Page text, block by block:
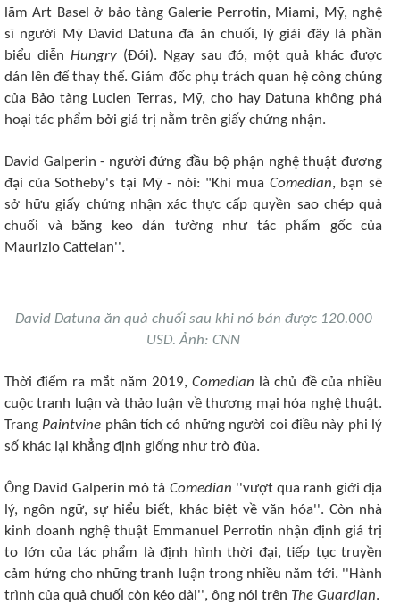
lãm Art Basel ở bảo tàng Galerie Perrotin, Miami, Mỹ, nghệ
sĩ người Mỹ David Datuna đã ăn chuối, lý giải đây là phần
biểu diễn Hungry(Đói). Ngay sau đó, một quả khác được
dán lên để thay thế. Giám đốc phụ trách quan hệ công chúng
của Bảo tàng Lucien Terras, Mỹ, cho hay Datuna không phá
hoại tác phẩm bởi giá trị nằm trên giấy chứng nhận.
David Galperin - người đứng đầu bộ phận nghệ thuật đương
đại của Sotheby's tại Mỹ - nói: "Khi mua Comedian, bạn sẽ
sở hữu giấy chứng nhận xác thực cấp quyền sao chép quả
chuối và băng keo dán tường như tác phẩm gốc của
Maurizio Cattelan''.
David Datuna ăn quả chuối sau khi nó bán được 120.000
USD. Ảnh: CNN
Thời điểm ra mắt năm 2019,Comedian là chủ đề của nhiều
cuộc tranh luận và thảo luận về thương mại hóa nghệ thuật.
Trang Paintvine phân tích có những người coi điều này phi lý
số khác lại khẳng định giống như trò đùa.
Ông David Galperin mô tả Comedian ''vượt qua ranh giới địa
lý, ngôn ngữ, sự hiểu biết, khác biệt về văn hóa''. Còn nhà
kinh doanh nghệ thuật Emmanuel Perrotin nhận định giá trị
to lớn của tác phẩm là định hình thời đại, tiếp tục truyền
cảm hứng cho những tranh luận trong nhiều năm tới. ''Hành
trình của quả chuối còn kéo dài'', ông nói trên The Guardian.